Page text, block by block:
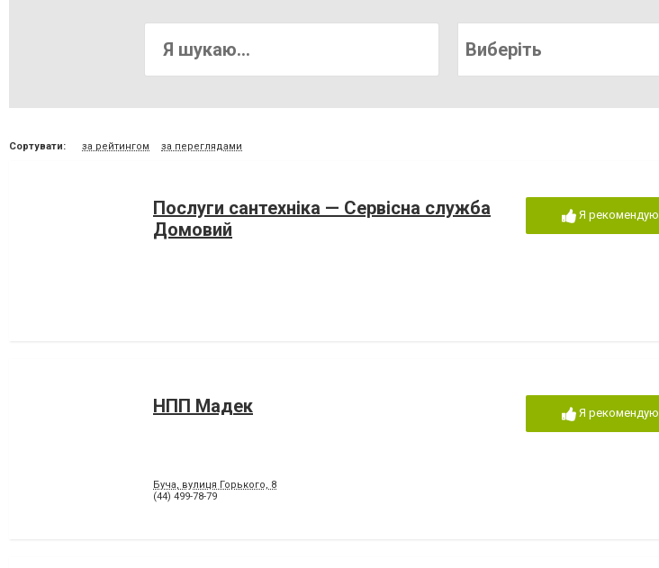
Виберіть
Сортувати: за рейтингом за переглядами
Послуги сантехніка — Сервісна служба
Домовий
Я рекомендую
НПП Мадек
Буча, вулиця Горького, 8
(44) 499-78-79
Я рекомендую